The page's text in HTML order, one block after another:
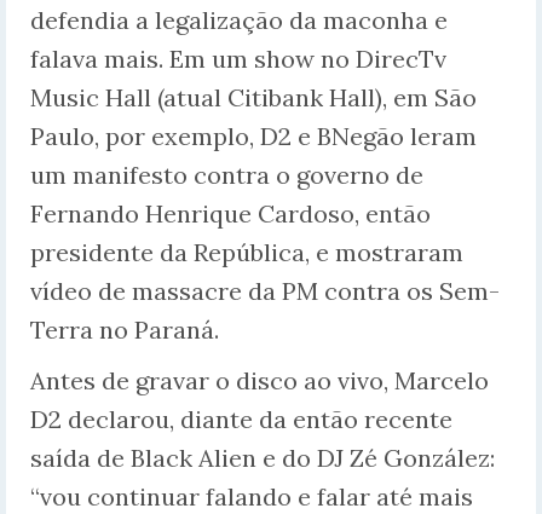
defendia a legalização da maconha e
falava mais. Em um show no DirecTv
Music Hall (atual Citibank Hall), em São
Paulo, por exemplo, D2 e BNegão leram
um manifesto contra o governo de
Fernando Henrique Cardoso, então
presidente da República, e mostraram
vídeo de massacre da PM contra os Sem-
Terra no Paraná.
Antes de gravar o disco ao vivo, Marcelo
D2 declarou, diante da então recente
saída de Black Alien e do DJ Zé González:
“vou continuar falando e falar até mais